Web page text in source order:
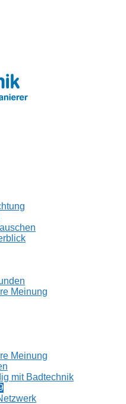
Meinung
Meinung
mit Badtechnik